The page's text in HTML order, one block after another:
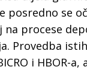
posredno se
procese
Provedba
i HBOR-